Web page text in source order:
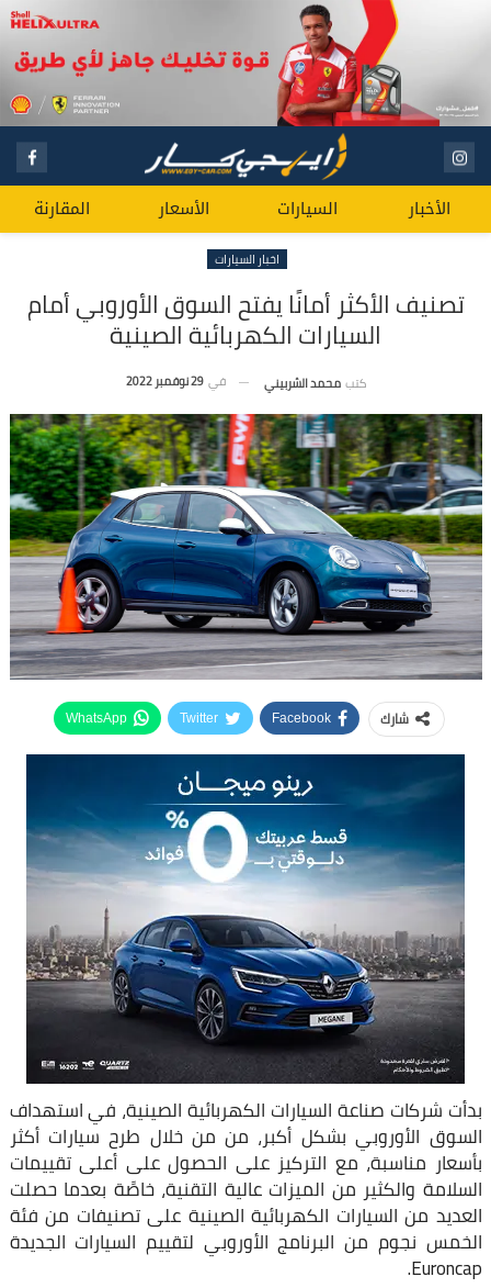
الأخبار السيارات الأسعار المقارنة
اخبار السيارات
تصنيف الأكثر أمانًا يفتح السوق الأوروبي أمام
السيارات الكهربائية الصينية
كتب محمد الشربيني في 29 نوفمبر 2022
شارك Facebook
Twitter
WhatsApp
بدأت شركات صناعة السيارات الكهربائية الصينية، في استهداف
السوق الأوروبي بشكل أكبر، من من خلال طرح سيارات أكثر
بأسعار مناسبة، مع التركيز على الحصول على أعلى تقييمات
السلامة والكثير من الميزات عالية التقنية، خاصًة بعدما حصلت
العديد من السيارات الكهربائية الصينية على تصنيفات من فئة
الخمس نجوم من البرنامج الأوروبي لتقييم السيارات الجديدة
Euroncap.